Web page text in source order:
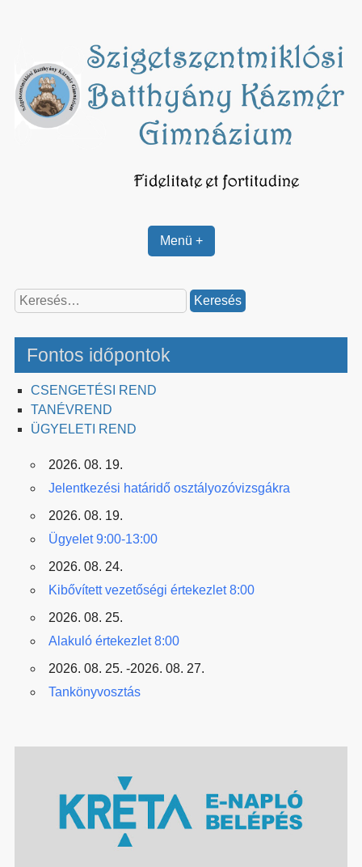
Menü +
Keresés:
Fontos időpontok
CSENGETÉSI REND
TANÉVREND
ÜGYELETI REND
2026. 08. 19.
Jelentkezési határidő osztályozóvizsgákra
2026. 08. 19.
Ügyelet 9:00-13:00
2026. 08. 24.
Kibővített vezetőségi értekezlet 8:00
2026. 08. 25.
Alakuló értekezlet 8:00
2026. 08. 25. -2026. 08. 27.
Tankönyvosztás